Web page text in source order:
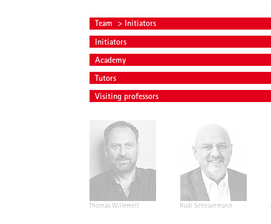
Team > Initiators
Initiators
Academy
Tutors
Visiting professors
Thomas Willemeit Rudi Scheuermann